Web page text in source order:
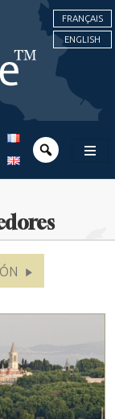
FRANÇAIS
ENGLISH